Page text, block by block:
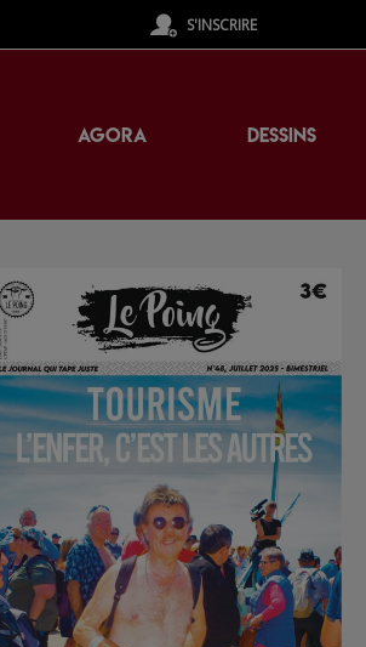
S'INSCRIRE
AGORA DESSINS